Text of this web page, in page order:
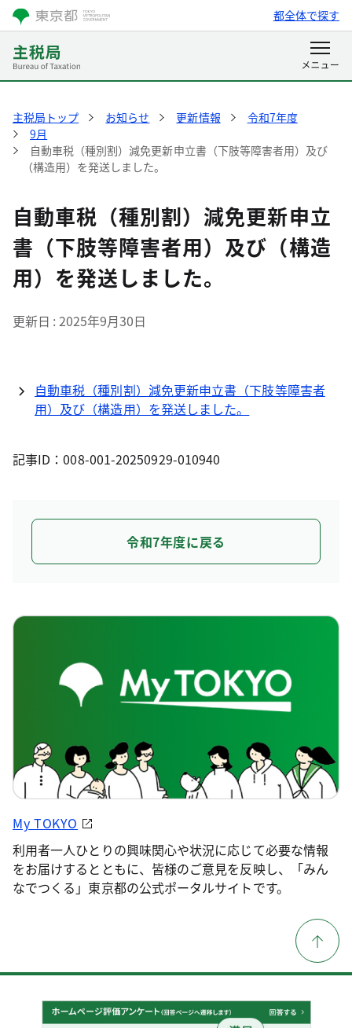
都全体で探す
主税局トップ お知らせ 更新情報
令和7年度
9月
自動車税（種別割）減免更新申立書（下肢等障害者用）及び
（構造用）を発送しました。
自動車税（種別割）減免更新申立
書（下肢等障害者用）及び（構造
用）を発送しました。
更新日 2025年9月30日
自動車税（種別割）減免更新申立書（下肢等障害者
用）及び（構造用）を発送しました。
記事ID：008-001-20250929-010940
令和7年度に戻る
My TOKYO
利用者一人ひとりの興味関心や状況に応じて必要な情報
をお届けするとともに、皆様のご意見を反映し、「みん
なでつくる」東京都の公式ポータルサイトです。